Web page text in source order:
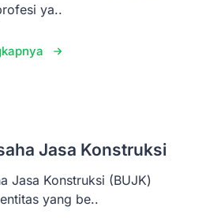
ya..
Jasa Konstruksi
Jasa Konstruksi (BUJK)
yang be..